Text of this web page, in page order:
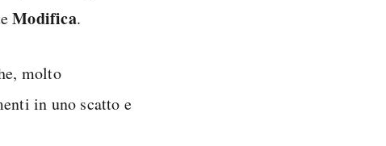
Modifica.
molto
in uno scatto e